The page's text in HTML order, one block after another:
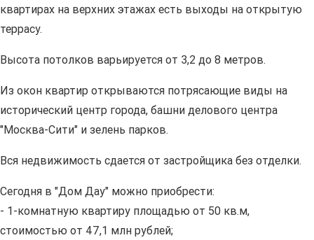
квартирах на верхних этажах есть выходы на открытую
террасу.
Высота потолков варьируется от 3,2 до 8 метров.
Из окон квартир открываются потрясающие виды на
исторический центр города, башни делового центра
"Москва-Сити" и зелень парков.
Вся недвижимость сдается от застройщика без отделки.
Сегодня в "Дом Дау" можно приобрести:
- 1-комнатную квартиру площадью от 50 кв.м,
стоимостью от 47,1 млн рублей;